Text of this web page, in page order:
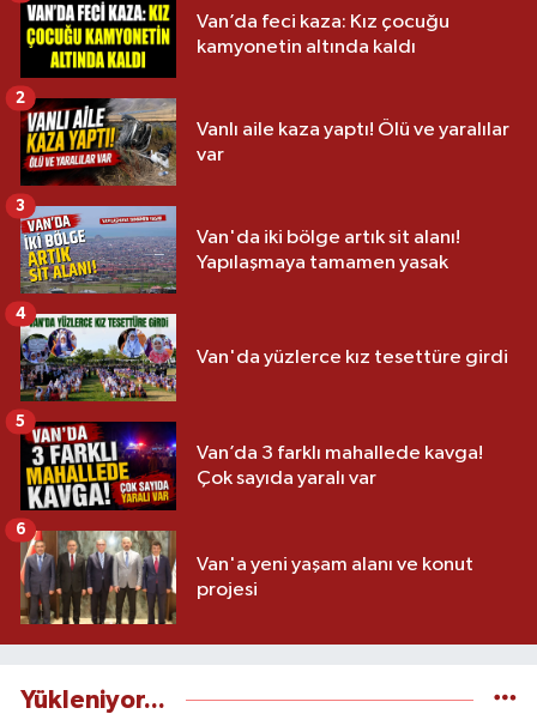
Van’da feci kaza: Kız çocuğu
kamyonetin altında kaldı
Vanlı aile kaza yaptı! Ölü ve yaralılar
var
2
Van'da iki bölge artık sit alanı!
Yapılaşmaya tamamen yasak
3
Van'da yüzlerce kız tesettüre girdi
4
Van’da 3 farklı mahallede kavga!
Çok sayıda yaralı var
5
Van'a yeni yaşam alanı ve konut
projesi
6
Yükleniyor...